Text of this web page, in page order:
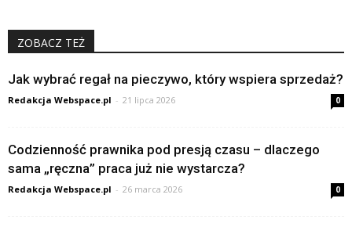
ZOBACZ TEŻ
Jak wybrać regał na pieczywo, który wspiera sprzedaż?
Redakcja Webspace.pl - 21 lipca 2026 0
Codzienność prawnika pod presją czasu – dlaczego
sama „ręczna” praca już nie wystarcza?
Redakcja Webspace.pl - 26 marca 2026 0